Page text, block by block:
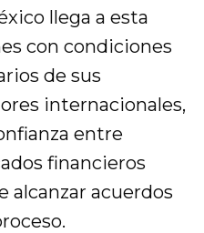
llega a esta
con condiciones
de sus
internacionales,
entre
financieros
alcanzar acuerdos